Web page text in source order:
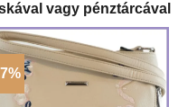
vagy pénztárcával